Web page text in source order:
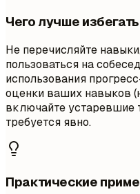
Чего лучше избегать
Не перечисляйте
пользоваться на
использования
оценки ваших навыков
включайте устаревшие
требуется явно.
Практические